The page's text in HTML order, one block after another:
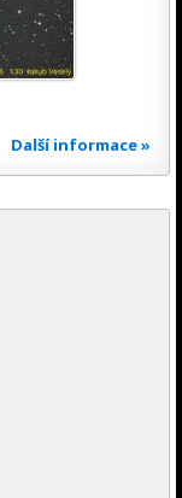
Další informace »